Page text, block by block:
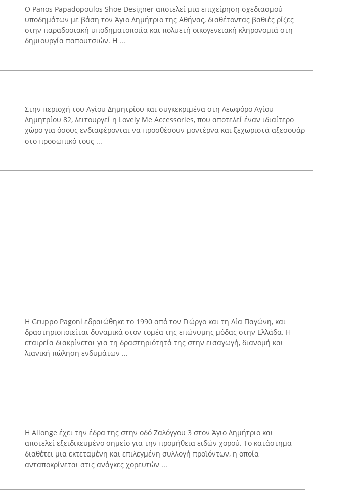
Ο Panos Papadopoulos Shoe Designer αποτελεί μια επιχείρηση σχεδιασμού
υποδημάτων με βάση τον Άγιο Δημήτριο της Αθήνας, διαθέτοντας βαθιές ρίζες
στην παραδοσιακή υποδηματοποιία και πολυετή οικογενειακή κληρονομιά στη
δημιουργία παπουτσιών. Η ...
Στην περιοχή του Αγίου Δημητρίου και συγκεκριμένα στη Λεωφόρο Αγίου
Δημητρίου 82, λειτουργεί η Lovely Me Accessories, που αποτελεί έναν ιδιαίτερο
χώρο για όσους ενδιαφέρονται να προσθέσουν μοντέρνα και ξεχωριστά αξεσουάρ
στο προσωπικό τους ...
Η Gruppo Pagoni εδραιώθηκε το 1990 από τον Γιώργο και τη Λία Παγώνη, και
δραστηριοποιείται δυναμικά στον τομέα της επώνυμης μόδας στην Ελλάδα. Η
εταιρεία διακρίνεται για τη δραστηριότητά της στην εισαγωγή, διανομή και
λιανική πώληση ενδυμάτων ...
Η Allonge έχει την έδρα της στην οδό Ζαλόγγου 3 στον Άγιο Δημήτριο και
αποτελεί εξειδικευμένο σημείο για την προμήθεια ειδών χορού. Το κατάστημα
διαθέτει μια εκτεταμένη και επιλεγμένη συλλογή προϊόντων, η οποία
ανταποκρίνεται στις ανάγκες χορευτών ...